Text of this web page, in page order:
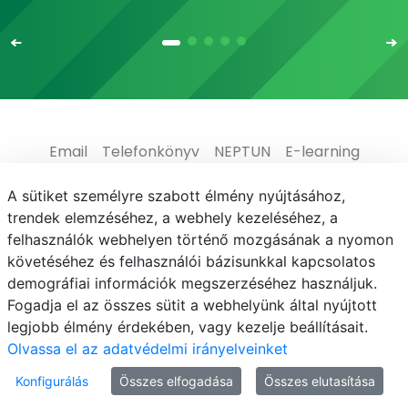
Email Telefonkönyv NEPTUN
E-learning
Médiaközpont
Informatikai Igazgatóság
Adatvédelem
© MATE 2021
A sütiket személyre szabott élmény nyújtásához,
trendek elemzéséhez, a webhely kezeléséhez, a
felhasználók webhelyen történő mozgásának a nyomon
követéséhez és felhasználói bázisunkkal kapcsolatos
demográfiai információk megszerzéséhez használjuk.
Fogadja el az összes sütit a webhelyünk által nyújtott
legjobb élmény érdekében, vagy kezelje beállításait.
Olvassa el az adatvédelmi irányelveinket
Konfigurálás Összes elfogadása Összes elutasítása